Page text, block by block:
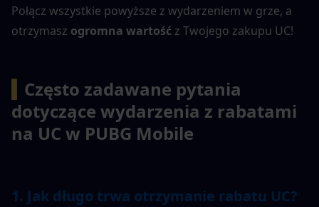
Połącz wszystkie powyższe z wydarzeniem w grze, a
otrzymasz ogromna wartość z Twojego zakupu UC!
Często zadawane pytania
dotyczące wydarzenia z rabatami
na UC w PUBG Mobile
1. Jak długo trwa otrzymanie rabatu UC?